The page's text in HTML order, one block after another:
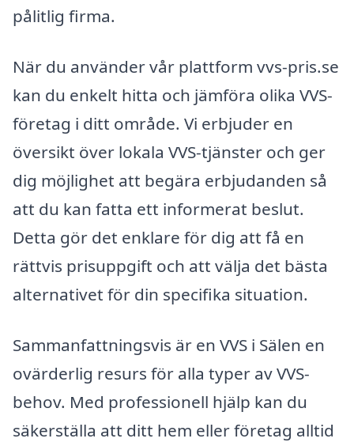
pålitlig firma.
När du använder vår plattform vvs-pris.se
kan du enkelt hitta och jämföra olika VVS-
företag i ditt område. Vi erbjuder en
översikt över lokala VVS-tjänster och ger
dig möjlighet att begära erbjudanden så
att du kan fatta ett informerat beslut.
Detta gör det enklare för dig att få en
rättvis prisuppgift och att välja det bästa
alternativet för din specifika situation.
Sammanfattningsvis är en VVS i Sälen en
ovärderlig resurs för alla typer av VVS-
behov. Med professionell hjälp kan du
säkerställa att ditt hem eller företag alltid